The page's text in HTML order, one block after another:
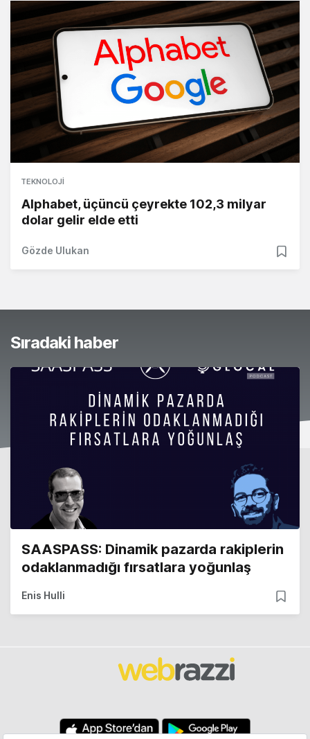
TEKNOLOJI
Alphabet, üçüncü çeyrekte 102,3 milyar
dolar gelir elde etti
Gözde Ulukan
Sıradaki haber
SAASPASS: Dinamik pazarda rakiplerin
odaklanmadığı fırsatlara yoğunlaş
Enis Hulli